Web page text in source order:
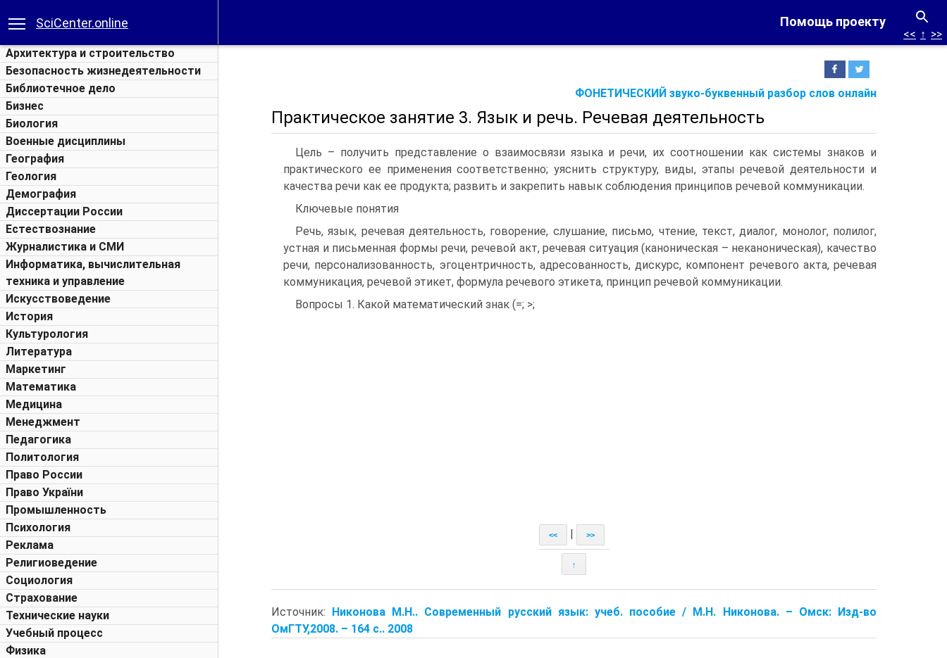
Помощь проекту
SciCenter.online
Архитектура и строительство
Безопасность жизнедеятельности
Библиотечное дело
Бизнес
Биология
Военные дисциплины
География
Геология
Демография
Диссертации России
Естествознание
Журналистика и СМИ
Информатика, вычислительная
техника и управление
Искусствоведение
История
Культурология
Литература
Маркетинг
Математика
Медицина
Менеджмент
Педагогика
Политология
Право России
Право України
Промышленность
Психология
Реклама
Религиоведение
Социология
Страхование
Технические науки
Учебный процесс
Физика
ФОНЕТИЧЕСКИЙ звуко-буквенный разбор слов онлайн
<< ↑ >>
Практическое занятие 3. Язык и речь. Речевая деятельность
Цель – получить представление о взаимосвязи языка и речи, их соотношении как системы знаков и
практического ее применения соответственно; уяснить структуру, виды, этапы речевой деятельности и
качества речи как ее продукта; развить и закрепить навык соблюдения принципов речевой коммуникации.
Ключевые понятия
Речь, язык, речевая деятельность, говорение, слушание, письмо, чтение, текст, диалог, монолог, полилог,
устная и письменная формы речи, речевой акт, речевая ситуация (каноническая – неканоническая), качество
речи, персонализованность, эгоцентричность, адресованность, дискурс, компонент речевого акта, речевая
коммуникация, речевой этикет, формула речевого этикета, принцип речевой коммуникации.
Вопросы 1. Какой математический знак (=; >;
<< >>
↑
Источник: Никонова М.Н.. Современный русский язык: учеб. пособие / М.Н. Никонова. – Омск: Изд-во
ОмГТУ,2008. – 164 с.. 2008